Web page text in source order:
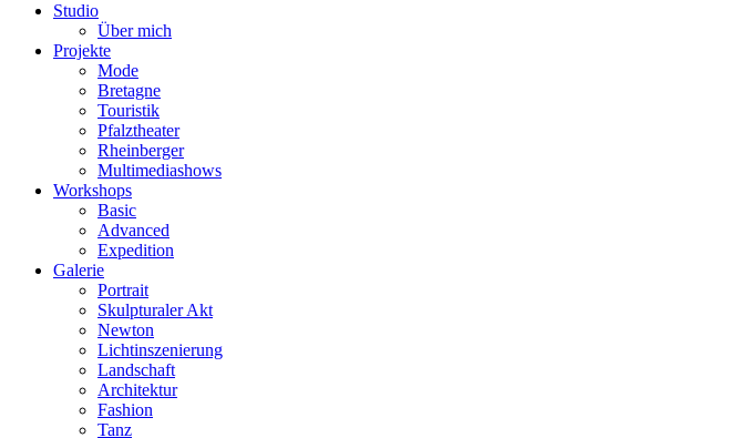
Studio
Über mich
Projekte
Mode
Bretagne
Touristik
Pfalztheater
Rheinberger
Multimediashows
Workshops
Basic
Advanced
Expedition
Galerie
Portrait
Skulpturaler Akt
Newton
Lichtinszenierung
Landschaft
Architektur
Fashion
Tanz